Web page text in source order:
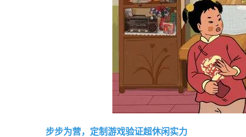
步步为营，定制游戏验证超休闲实力